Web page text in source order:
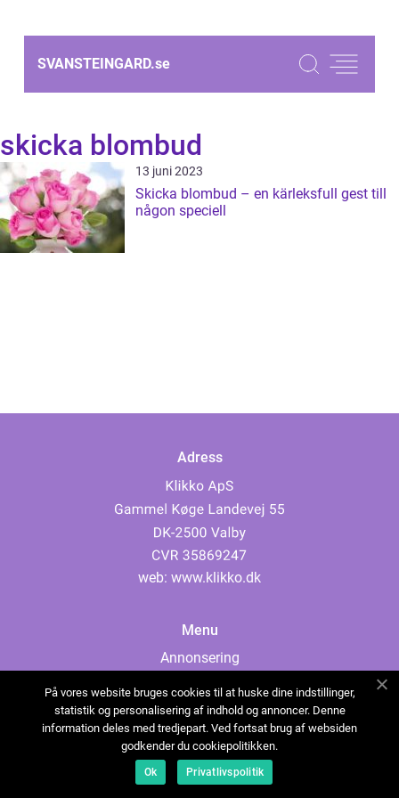
SVANSTEINGARD.se
skicka blombud
13 juni 2023
Skicka blombud – en kärleksfull gest till
någon speciell
Adress
web: www.klikko.dk
Menu
Annonsering
Cookies
Kontakta oss
Sitemap
På vores website bruges cookies til at huske dine indstillinger,
statistik og personalisering af indhold og annoncer. Denne
information deles med tredjepart. Ved fortsat brug af websiden
godkender du cookiepolitikken.
Ok Privatlivspolitik